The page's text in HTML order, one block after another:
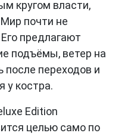
кругом власти,
почти не
предлагают
подъёмы, ветер на
после переходов и
у костра.
Edition
целью само по